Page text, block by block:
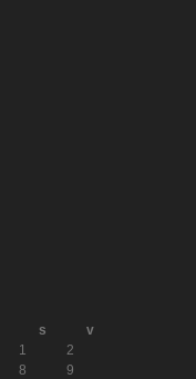
s
v
1
2
8
9